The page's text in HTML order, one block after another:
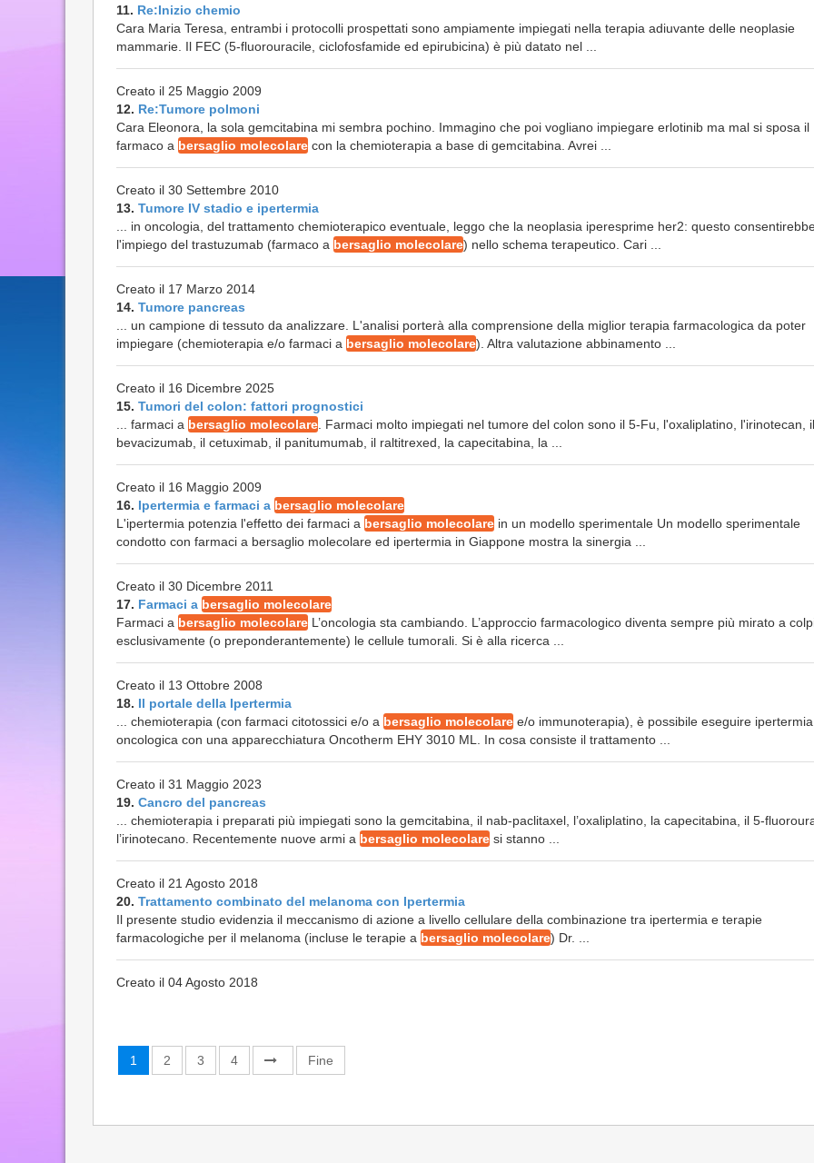
11. Re:Inizio chemio
Cara Maria Teresa, entrambi i protocolli prospettati sono ampiamente impiegati nella terapia adiuvante delle neoplasie
mammarie. Il FEC (5-fluorouracile, ciclofosfamide ed epirubicina) è più datato nel ...
Creato il 25 Maggio 2009
12. Re:Tumore polmoni
Cara Eleonora, la sola gemcitabina mi sembra pochino. Immagino che poi vogliano impiegare erlotinib ma mal si sposa il
farmaco a bersaglio molecolare con la chemioterapia a base di gemcitabina. Avrei ...
Creato il 30 Settembre 2010
13. Tumore IV stadio e ipertermia
... in oncologia, del trattamento chemioterapico eventuale, leggo che la neoplasia iperesprime her2: questo
l'impiego del trastuzumab (farmaco a bersaglio molecolare) nello schema terapeutico. Cari ...
Creato il 17 Marzo 2014
14. Tumore pancreas
... un campione di tessuto da analizzare. L'analisi porterà alla comprensione della miglior terapia farmacologica da poter
impiegare (chemioterapia e/o farmaci a bersaglio molecolare). Altra valutazione abbinamento ...
Creato il 16 Dicembre 2025
15. Tumori del colon: fattori prognostici
... farmaci a bersaglio molecolare . Farmaci molto impiegati nel tumore del colon sono il 5-Fu, l'oxaliplatino, l'irinotecan, il
bevacizumab, il cetuximab, il panitumumab, il raltitrexed, la capecitabina, la ...
Creato il 16 Maggio 2009
16. Ipertermia e farmaci a bersaglio molecolare
L'ipertermia potenzia l'effetto dei farmaci a bersaglio molecolare in un modello sperimentale Un modello sperimentale
condotto con farmaci a bersaglio molecolare ed ipertermia in Giappone mostra la sinergia ...
Creato il 30 Dicembre 2011
17. Farmaci a bersaglio molecolare
Farmaci a bersaglio molecolare L’oncologia sta cambiando. L’approccio farmacologico diventa sempre più mirato a
esclusivamente (o preponderantemente) le cellule tumorali. Si è alla ricerca ...
Creato il 13 Ottobre 2008
18. Il portale della Ipertermia
... chemioterapia (con farmaci citotossici e/o a bersaglio molecolare e/o immunoterapia), è possibile eseguire ipertermia
oncologica con una apparecchiatura Oncotherm EHY 3010 ML. In cosa consiste il trattamento ...
Creato il 31 Maggio 2023
19. Cancro del pancreas
... chemioterapia i preparati più impiegati sono la gemcitabina, il nab-paclitaxel, l’oxaliplatino, la capecitabina, il 5-
l’irinotecano. Recentemente nuove armi a bersaglio molecolare si stanno ...
Creato il 21 Agosto 2018
20. Trattamento combinato del melanoma con Ipertermia
Il presente studio evidenzia il meccanismo di azione a livello cellulare della combinazione tra ipertermia e terapie
farmacologiche per il melanoma (incluse le terapie a bersaglio molecolare) Dr. ...
Creato il 04 Agosto 2018
1 2 3 4 Fine